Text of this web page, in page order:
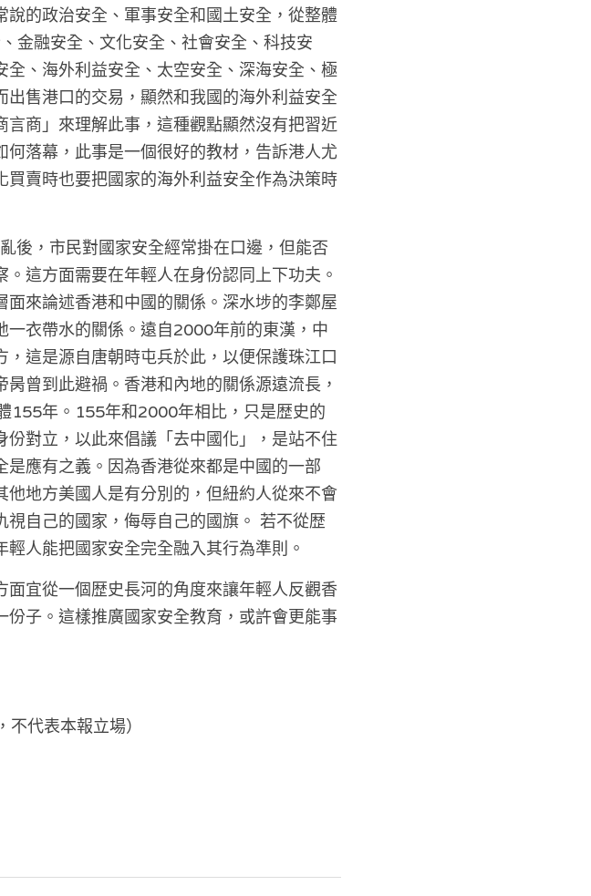
的政治安全、軍事安全和國土安全，從整體
金融安全、文化安全、社會安全、科技安
、海外利益安全、太空安全、深海安全、極
售港口的交易，顯然和我國的海外利益安全
商」來理解此事，這種觀點顯然沒有把習近
落幕，此事是一個很好的教材，告訴港人尤
賣時也要把國家的海外利益安全作為決策時
後，市民對國家安全經常掛在口邊，但能否
這方面需要在年輕人在身份認同上下功夫。
來論述香港和中國的關係。深水埗的李鄭屋
衣帶水的關係。遠自2000年前的東漢，中
這是源自唐朝時屯兵於此，以便保護珠江口
曾到此避禍。香港和內地的關係源遠流長，
155年。155年和2000年相比，只是歴史的
對立，以此來倡議「去中國化」，是站不住
應有之義。因為香港從來都是中國的一部
地方美國人是有分別的，但紐約人從來不會
自己的國家，侮辱自己的國旗。 若不從歴
人能把國家安全完全融入其行為準則。
宜從一個歴史長河的角度來讓年輕人反觀香
子。這樣推廣國家安全教育，或許會更能事
不代表本報立場）